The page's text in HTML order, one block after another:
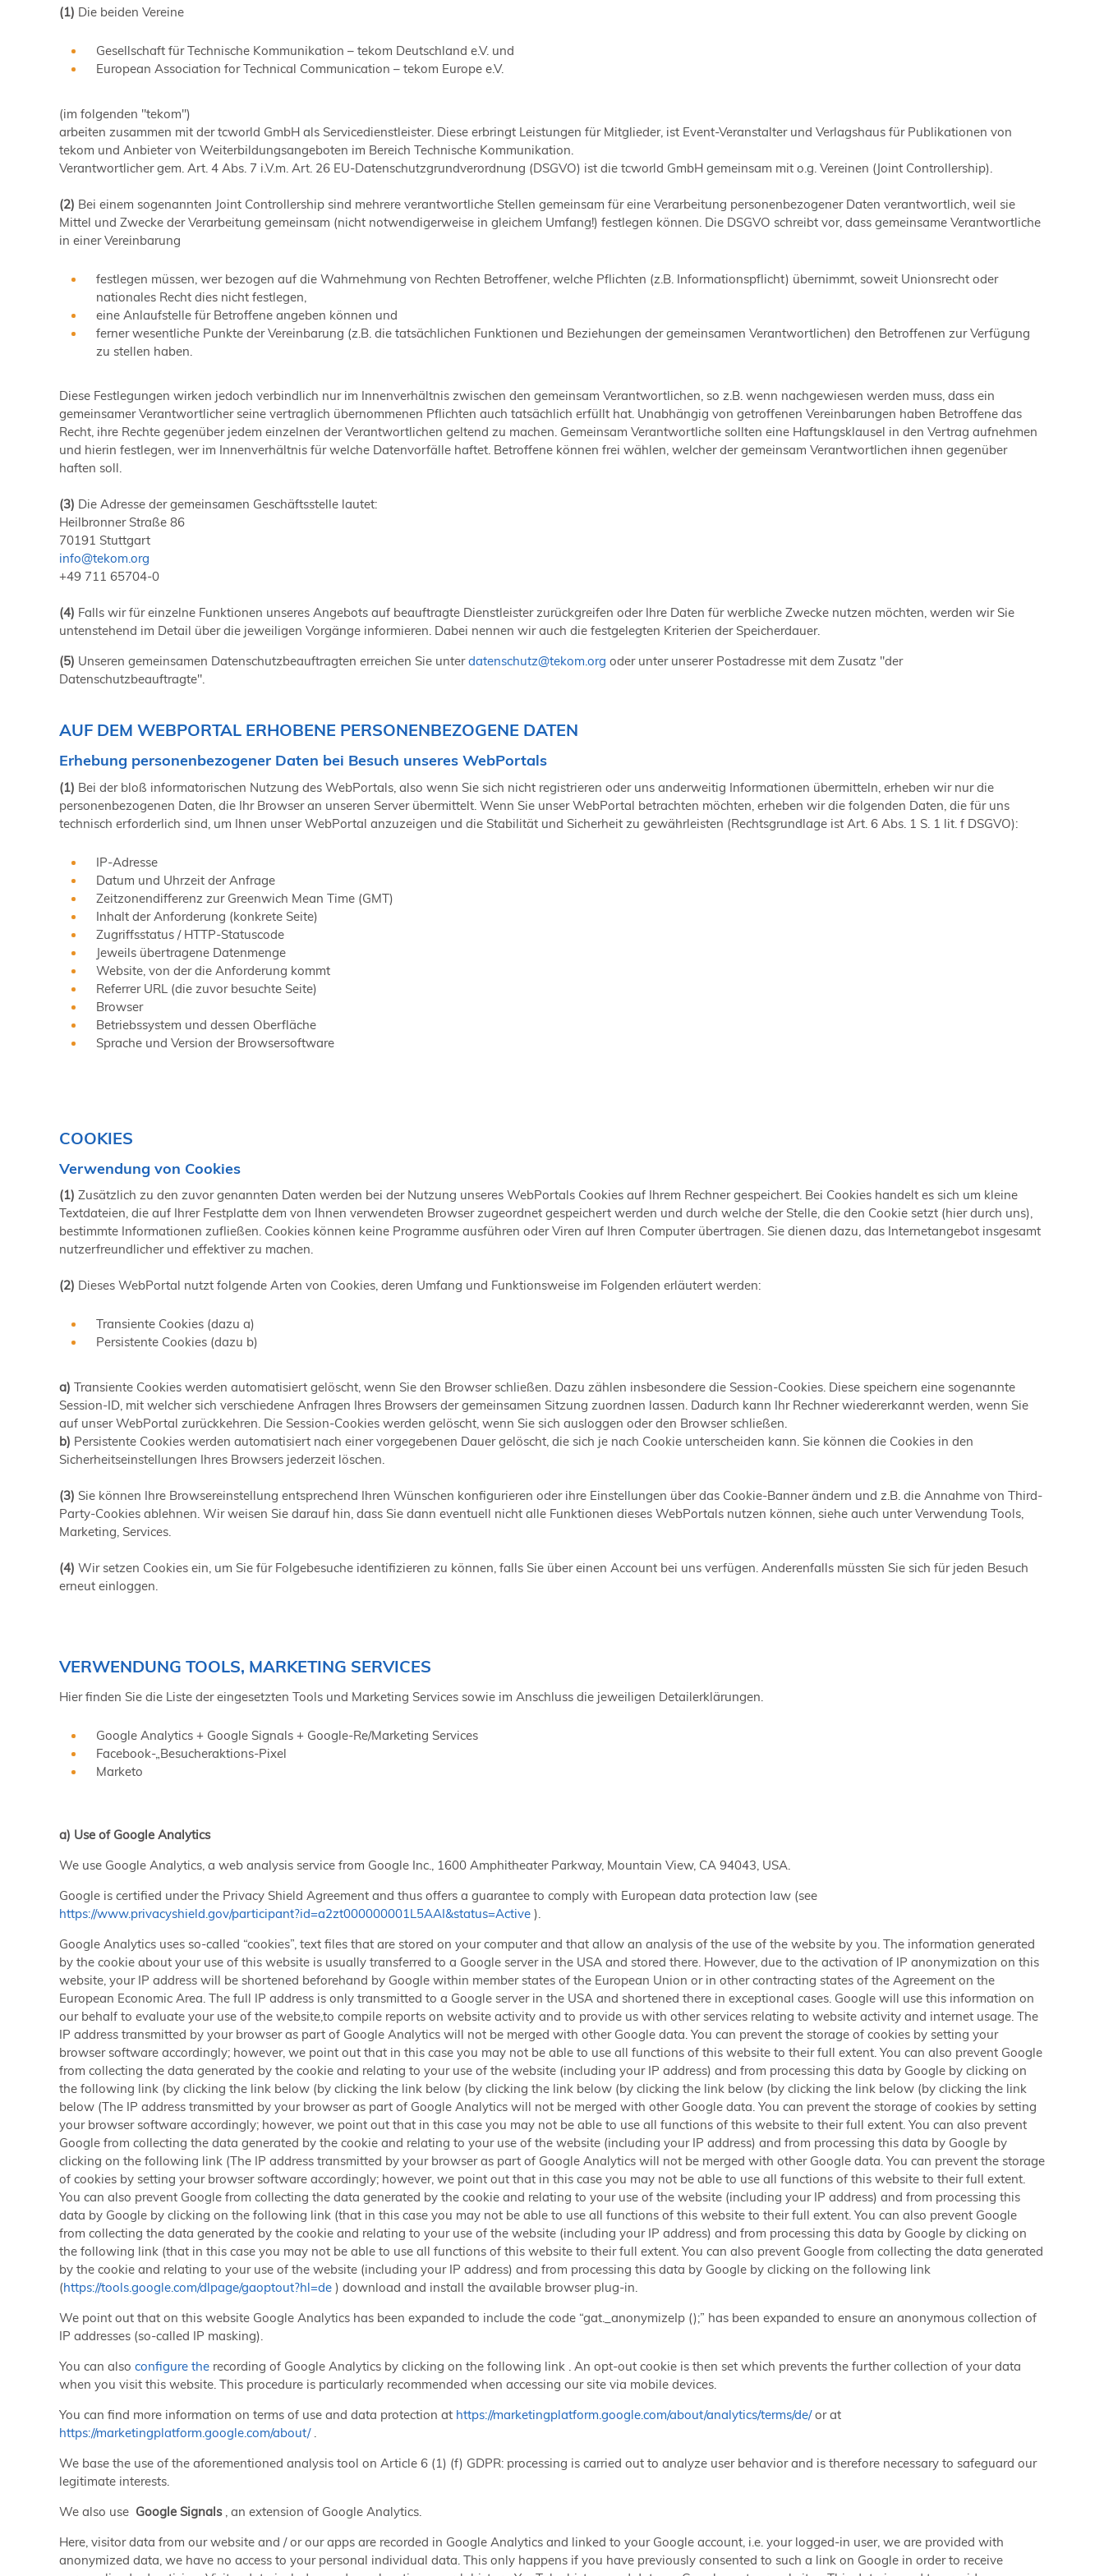
(1) Die beiden Vereine
Gesellschaft für Technische Kommunikation – tekom Deutschland e.V. und
European Association for Technical Communication – tekom Europe e.V.
(im folgenden "tekom")
arbeiten zusammen mit der tcworld GmbH als Servicedienstleister. Diese erbringt Leistungen für Mitglieder, ist Event-Veranstalter und Verlagshaus für Publikationen von
tekom und Anbieter von Weiterbildungsangeboten im Bereich Technische Kommunikation.
Verantwortlicher gem. Art. 4 Abs. 7 i.V.m. Art. 26 EU-Datenschutzgrundverordnung (DSGVO) ist die tcworld GmbH gemeinsam mit o.g. Vereinen (Joint Controllership).
(2) Bei einem sogenannten Joint Controllership sind mehrere verantwortliche Stellen gemeinsam für eine Verarbeitung personenbezogener Daten verantwortlich, weil sie
Mittel und Zwecke der Verarbeitung gemeinsam (nicht notwendigerweise in gleichem Umfang!) festlegen können. Die DSGVO schreibt vor, dass gemeinsame Verantwortliche
in einer Vereinbarung
festlegen müssen, wer bezogen auf die Wahrnehmung von Rechten Betroffener, welche Pflichten (z.B. Informationspflicht) übernimmt, soweit Unionsrecht oder
nationales Recht dies nicht festlegen,
eine Anlaufstelle für Betroffene angeben können und
ferner wesentliche Punkte der Vereinbarung (z.B. die tatsächlichen Funktionen und Beziehungen der gemeinsamen Verantwortlichen) den Betroffenen zur Verfügung
zu stellen haben.
Diese Festlegungen wirken jedoch verbindlich nur im Innenverhältnis zwischen den gemeinsam Verantwortlichen, so z.B. wenn nachgewiesen werden muss, dass ein
gemeinsamer Verantwortlicher seine vertraglich übernommenen Pflichten auch tatsächlich erfüllt hat. Unabhängig von getroffenen Vereinbarungen haben Betroffene das
Recht, ihre Rechte gegenüber jedem einzelnen der Verantwortlichen geltend zu machen. Gemeinsam Verantwortliche sollten eine Haftungsklausel in den Vertrag aufnehmen
und hierin festlegen, wer im Innenverhältnis für welche Datenvorfälle haftet. Betroffene können frei wählen, welcher der gemeinsam Verantwortlichen ihnen gegenüber
haften soll.
(3) Die Adresse der gemeinsamen Geschäftsstelle lautet:
Heilbronner Straße 86
70191 Stuttgart
info@tekom.org
+49 711 65704-0
(4) Falls wir für einzelne Funktionen unseres Angebots auf beauftragte Dienstleister zurückgreifen oder Ihre Daten für werbliche Zwecke nutzen möchten, werden wir Sie
untenstehend im Detail über die jeweiligen Vorgänge informieren. Dabei nennen wir auch die festgelegten Kriterien der Speicherdauer.
(5) Unseren gemeinsamen Datenschutzbeauftragten erreichen Sie unterdatenschutz@tekom.org oder unter unserer Postadresse mit dem Zusatz "der
Datenschutzbeauftragte".
AUF DEM WEBPORTAL ERHOBENE PERSONENBEZOGENE DATEN
Erhebung personenbezogener Daten bei Besuch unseres WebPortals
(1) Bei der bloß informatorischen Nutzung des WebPortals, also wenn Sie sich nicht registrieren oder uns anderweitig Informationen übermitteln, erheben wir nur die
personenbezogenen Daten, die Ihr Browser an unseren Server übermittelt. Wenn Sie unser WebPortal betrachten möchten, erheben wir die folgenden Daten, die für uns
technisch erforderlich sind, um Ihnen unser WebPortal anzuzeigen und die Stabilität und Sicherheit zu gewährleisten (Rechtsgrundlage ist Art. 6 Abs. 1 S. 1 lit. f DSGVO):
IP-Adresse
Datum und Uhrzeit der Anfrage
Zeitzonendifferenz zur Greenwich Mean Time (GMT)
Inhalt der Anforderung (konkrete Seite)
Zugriffsstatus / HTTP-Statuscode
Jeweils übertragene Datenmenge
Website, von der die Anforderung kommt
Referrer URL (die zuvor besuchte Seite)
Browser
Betriebssystem und dessen Oberfläche
Sprache und Version der Browsersoftware
COOKIES
Verwendung von Cookies
(1) Zusätzlich zu den zuvor genannten Daten werden bei der Nutzung unseres WebPortals Cookies auf Ihrem Rechner gespeichert. Bei Cookies handelt es sich um kleine
Textdateien, die auf Ihrer Festplatte dem von Ihnen verwendeten Browser zugeordnet gespeichert werden und durch welche der Stelle, die den Cookie setzt (hier durch uns),
bestimmte Informationen zufließen. Cookies können keine Programme ausführen oder Viren auf Ihren Computer übertragen. Sie dienen dazu, das Internetangebot insgesamt
nutzerfreundlicher und effektiver zu machen.
(2) Dieses WebPortal nutzt folgende Arten von Cookies, deren Umfang und Funktionsweise im Folgenden erläutert werden:
Transiente Cookies (dazu a)
Persistente Cookies (dazu b)
a) Transiente Cookies werden automatisiert gelöscht, wenn Sie den Browser schließen. Dazu zählen insbesondere die Session-Cookies. Diese speichern eine sogenannte
Session-ID, mit welcher sich verschiedene Anfragen Ihres Browsers der gemeinsamen Sitzung zuordnen lassen. Dadurch kann Ihr Rechner wiedererkannt werden, wenn Sie
auf unser WebPortal zurückkehren. Die Session-Cookies werden gelöscht, wenn Sie sich ausloggen oder den Browser schließen.
b) Persistente Cookies werden automatisiert nach einer vorgegebenen Dauer gelöscht, die sich je nach Cookie unterscheiden kann. Sie können die Cookies in den
Sicherheitseinstellungen Ihres Browsers jederzeit löschen.
(3) Sie können Ihre Browsereinstellung entsprechend Ihren Wünschen konfigurieren oder ihre Einstellungen über das Cookie-Banner ändern und z.B. die Annahme von Third-
Party-Cookies ablehnen. Wir weisen Sie darauf hin, dass Sie dann eventuell nicht alle Funktionen dieses WebPortals nutzen können, siehe auch unter Verwendung Tools,
Marketing, Services.
(4) Wir setzen Cookies ein, um Sie für Folgebesuche identifizieren zu können, falls Sie über einen Account bei uns verfügen. Anderenfalls müssten Sie sich für jeden Besuch
erneut einloggen.
VERWENDUNG TOOLS, MARKETING SERVICES
Hier finden Sie die Liste der eingesetzten Tools und Marketing Services sowie im Anschluss die jeweiligen Detailerklärungen.
Google Analytics + Google Signals + Google-Re/Marketing Services
Facebook-„Besucheraktions-Pixel
Marketo
a) Use of Google Analytics
We use Google Analytics, a web analysis service from Google Inc., 1600 Amphitheater Parkway, Mountain View, CA 94043, USA.
Google is certified under the Privacy Shield Agreement and thus offers a guarantee to comply with European data protection law (see
https://www.privacyshield.gov/participant?id=a2zt000000001L5AAI&status=Active ).
Google Analytics uses so-called “cookies”, text files that are stored on your computer and that allow an analysis of the use of the website by you. The information generated
by the cookie about your use of this website is usually transferred to a Google server in the USA and stored there. However, due to the activation of IP anonymization on this
website, your IP address will be shortened beforehand by Google within member states of the European Union or in other contracting states of the Agreement on the
European Economic Area. The full IP address is only transmitted to a Google server in the USA and shortened there in exceptional cases. Google will use this information on
our behalf to evaluate your use of the website,to compile reports on website activity and to provide us with other services relating to website activity and internet usage. The
IP address transmitted by your browser as part of Google Analytics will not be merged with other Google data. You can prevent the storage of cookies by setting your
browser software accordingly; however, we point out that in this case you may not be able to use all functions of this website to their full extent. You can also prevent Google
from collecting the data generated by the cookie and relating to your use of the website (including your IP address) and from processing this data by Google by clicking on
the following link (by clicking the link below (by clicking the link below (by clicking the link below (by clicking the link below (by clicking the link below (by clicking the link
below (The IP address transmitted by your browser as part of Google Analytics will not be merged with other Google data. You can prevent the storage of cookies by setting
your browser software accordingly; however, we point out that in this case you may not be able to use all functions of this website to their full extent. You can also prevent
Google from collecting the data generated by the cookie and relating to your use of the website (including your IP address) and from processing this data by Google by
clicking on the following link (The IP address transmitted by your browser as part of Google Analytics will not be merged with other Google data. You can prevent the storage
of cookies by setting your browser software accordingly; however, we point out that in this case you may not be able to use all functions of this website to their full extent.
You can also prevent Google from collecting the data generated by the cookie and relating to your use of the website (including your IP address) and from processing this
data by Google by clicking on the following link (that in this case you may not be able to use all functions of this website to their full extent. You can also prevent Google
from collecting the data generated by the cookie and relating to your use of the website (including your IP address) and from processing this data by Google by clicking on
the following link (that in this case you may not be able to use all functions of this website to their full extent. You can also prevent Google from collecting the data generated
by the cookie and relating to your use of the website (including your IP address) and from processing this data by Google by clicking on the following link
(https://tools.google.com/dlpage/gaoptout?hl=de ) download and install the available browser plug-in.
We point out that on this website Google Analytics has been expanded to include the code “gat._anonymizeIp ();” has been expanded to ensure an anonymous collection of
IP addresses (so-called IP masking).
You can also configure the recording of Google Analytics by clicking on the following link . An opt-out cookie is then set which prevents the further collection of your data
when you visit this website. This procedure is particularly recommended when accessing our site via mobile devices.
You can find more information on terms of use and data protection at https://marketingplatform.google.com/about/analytics/terms/de/or at
https://marketingplatform.google.com/about/.
We base the use of the aforementioned analysis tool on Article 6 (1) (f) GDPR: processing is carried out to analyze user behavior and is therefore necessary to safeguard our
legitimate interests.
We also use Google Signals, an extension of Google Analytics.
Here, visitor data from our website and / or our apps are recorded in Google Analytics and linked to your Google account, i.e. your logged-in user, we are provided with
anonymized data, we have no access to your personal individual data. This only happens if you have previously consented to such a link on Google in order to receive